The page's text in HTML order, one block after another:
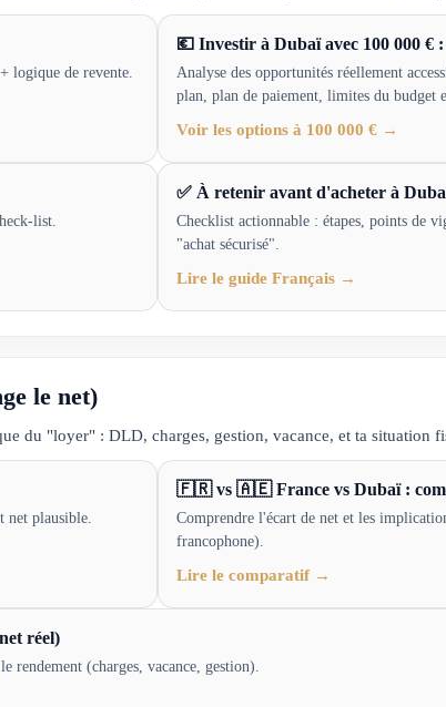
logique de revente.
💶 Investir à Dubaï avec 100 000 € :
Analyse des opportunités réellement
plan, plan de paiement, limites du budget
Voir les options à 100 000 € →
list.
✅ À retenir avant d'acheter à
Checklist actionnable : étapes, points de
"achat sécurisé".
Lire le guide Français →
le net)
du "loyer" : DLD, charges, gestion, vacance, et ta situation
net plausible.
🇫🇷 vs 🇦🇪 France vs Dubaï :
Comprendre l'écart de net et les
francophone).
Lire le comparatif →
réel)
(charges, vacance, gestion).